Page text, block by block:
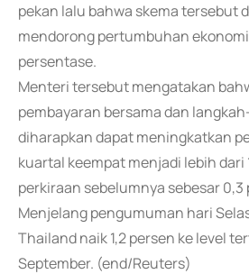
pekan lalu bahwa skema tersebut
mendorong pertumbuhan
persentase.
Menteri tersebut mengatakan
pembayaran bersama dan
diharapkan dapat meningkatkan
kuartal keempat menjadi lebih dari
perkiraan sebelumnya sebesar 0,3
Menjelang pengumuman hari
Thailand naik 1,2 persen ke level
September. (end/Reuters)